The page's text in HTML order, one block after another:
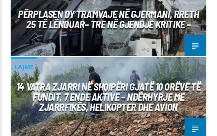
PËRPLASEN DY TRAMVAJE NË GJERMANI, RRETH
25 TË LËNDUAR– TRE NË GJENDJE KRITIKE –
LAJME
14 VATRA ZJARRI NË SHQIPËRI GJATË 10 ORËVE TË
FUNDIT, 7 ENDE AKTIVE – NDËRHYRJE ME
ZJARRFIKËS, HELIKOPTER DHE AVION